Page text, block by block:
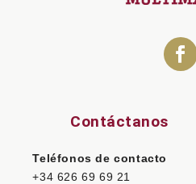
Contáctanos
Teléfonos de contacto
+34 626 69 69 21